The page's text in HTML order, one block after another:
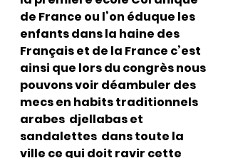
de France ou l’on éduque les
enfants dans la haine des
Français et de la France c’est
ainsi que lors du congrès nous
pouvons voir déambuler des
mecs en habits traditionnels
arabes  djellabas et
sandalettes  dans toute la
ville ce qui doit ravir cette